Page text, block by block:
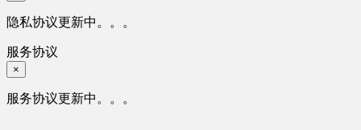
隐私协议更新中。。。
服务协议
×
服务协议更新中。。。